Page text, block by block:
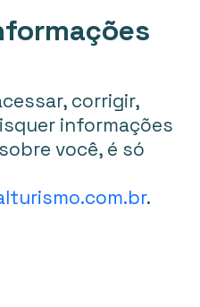
corrigir,
informações
você, é só
.